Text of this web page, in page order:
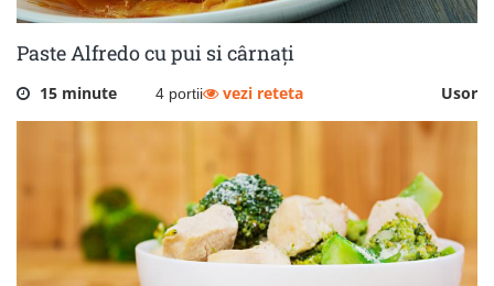
Paste Alfredo cu pui si cârnați
15 minute 4 portii Usor
vezi reteta